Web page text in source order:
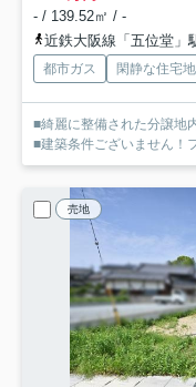
- / 139.52㎡ / -
近鉄大阪線「五位堂」
都市ガス 閑静な住宅地
■綺麗に整備された分譲地
■建築条件ございません！
売地